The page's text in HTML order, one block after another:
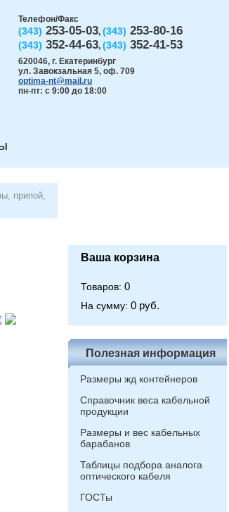
Телефон/Факс
(343) 253-05-03, (343) 253-80-16
(343) 352-44-63, (343) 352-41-53
620046, г. Екатеринбург
ул. Завокзальная 5, оф. 709
optima-nt@mail.ru
пн-пт: с 9:00 до 18:00
припой,
Ваша корзина
Товаров: 0
На сумму: 0 руб.
Полезная информация
Размеры жд контейнеров
Справочник веса кабельной
продукции
Размеры и вес кабельных
барабанов
Таблицы подбора аналога
оптического кабеля
ГОСТы